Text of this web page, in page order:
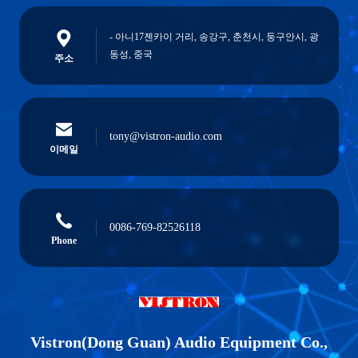
주소
- 아니17젠카이 거리, 송강구, 춘천시, 둥구안시, 광
동성, 중국
이메일
tony@vistron-audio.com
Phone
0086-769-82526118
Vistron(Dong Guan) Audio Equipment Co.,